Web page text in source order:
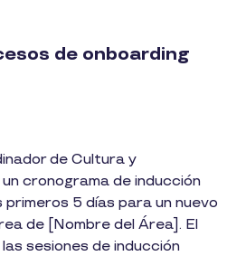
de onboarding
de Cultura y
cronograma de inducción
5 días para un nuevo
de [Nombre del Área]. El
sesiones de inducción